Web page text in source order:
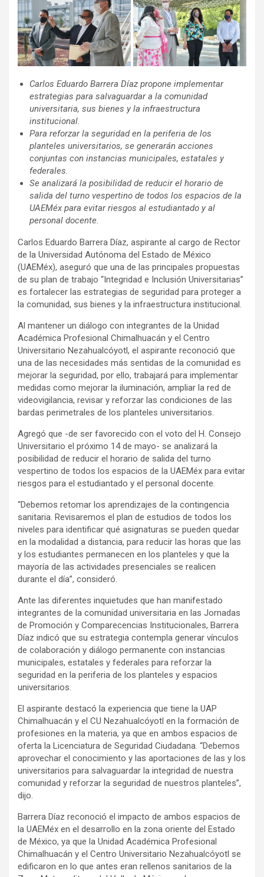
Carlos Eduardo Barrera Díaz propone implementar
estrategias para salvaguardar a la comunidad
universitaria, sus bienes y la infraestructura
institucional.
Para reforzar la seguridad en la periferia de los
planteles universitarios, se generarán acciones
conjuntas con instancias municipales, estatales y
federales.
Se analizará la posibilidad de reducir el horario de
salida del turno vespertino de todos los espacios de la
UAEMéx para evitar riesgos al estudiantado y al
personal docente.
Carlos Eduardo Barrera Díaz, aspirante al cargo de Rector
de la Universidad Autónoma del Estado de México
(UAEMéx), aseguró que una de las principales propuestas
de su plan de trabajo “Integridad e Inclusión Universitarias”
es fortalecer las estrategias de seguridad para proteger a
la comunidad, sus bienes y la infraestructura institucional.
Al mantener un diálogo con integrantes de la Unidad
Académica Profesional Chimalhuacán y el Centro
Universitario Nezahualcóyotl, el aspirante reconoció que
una de las necesidades más sentidas de la comunidad es
mejorar la seguridad, por ello, trabajará para implementar
medidas como mejorar la iluminación, ampliar la red de
videovigilancia, revisar y reforzar las condiciones de las
bardas perimetrales de los planteles universitarios.
Agregó que -de ser favorecido con el voto del H. Consejo
Universitario el próximo 14 de mayo- se analizará la
posibilidad de reducir el horario de salida del turno
vespertino de todos los espacios de la UAEMéx para evitar
riesgos para el estudiantado y el personal docente.
“Debemos retomar los aprendizajes de la contingencia
sanitaria. Revisaremos el plan de estudios de todos los
niveles para identificar qué asignaturas se pueden quedar
en la modalidad a distancia, para reducir las horas que las
y los estudiantes permanecen en los planteles y que la
mayoría de las actividades presenciales se realicen
durante el día”, consideró.
Ante las diferentes inquietudes que han manifestado
integrantes de la comunidad universitaria en las Jornadas
de Promoción y Comparecencias Institucionales, Barrera
Díaz indicó que su estrategia contempla generar vínculos
de colaboración y diálogo permanente con instancias
municipales, estatales y federales para reforzar la
seguridad en la periferia de los planteles y espacios
universitarios.
El aspirante destacó la experiencia que tiene la UAP
Chimalhuacán y el CU Nezahualcóyotl en la formación de
profesiones en la materia, ya que en ambos espacios de
oferta la Licenciatura de Seguridad Ciudadana. “Debemos
aprovechar el conocimiento y las aportaciones de las y los
universitarios para salvaguardar la integridad de nuestra
comunidad y reforzar la seguridad de nuestros planteles”,
dijo.
Barrera Díaz reconoció el impacto de ambos espacios de
la UAEMéx en el desarrollo en la zona oriente del Estado
de México, ya que la Unidad Académica Profesional
Chimalhuacán y el Centro Universitario Nezahualcóyotl se
edificaron en lo que antes eran rellenos sanitarios de la